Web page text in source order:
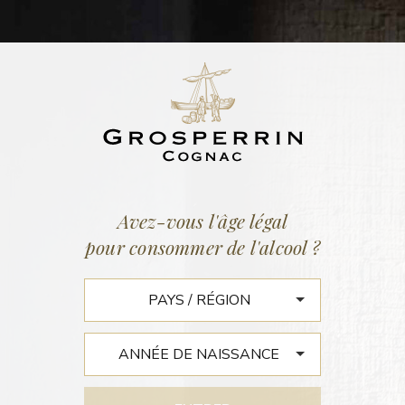
ACTUALITÉS
Accueil /Actualités
L’ACTUALITÉ POITOU-
CHARENTES N°67 – 2004
Arômes en collection
Cognacs millésimés, truffe de Teruel ou jambon de
Avez-vous l'âge légal
pour consommer de l'alcool ?